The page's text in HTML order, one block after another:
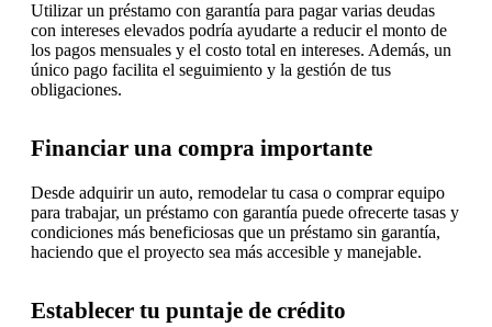
Utilizar un préstamo con garantía para pagar varias deudas
con intereses elevados podría ayudarte a reducir el monto de
los pagos mensuales y el costo total en intereses. Además, un
único pago facilita el seguimiento y la gestión de tus
obligaciones.
Financiar una compra importante
Desde adquirir un auto, remodelar tu casa o comprar equipo
para trabajar, un préstamo con garantía puede ofrecerte tasas y
condiciones más beneficiosas que un préstamo sin garantía,
haciendo que el proyecto sea más accesible y manejable.
Establecer tu puntaje de crédito